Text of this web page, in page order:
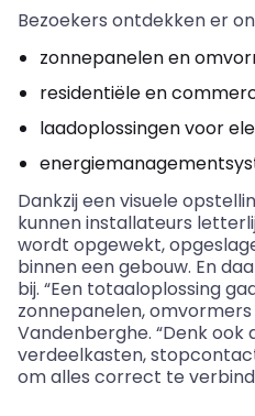
Bezoekers ontdekken er
zonnepanelen en
residentiële en
laadoplossingen voor
Dankzij een visuele
kunnen installateurs
wordt opgewekt,
binnen een gebouw. En
bij. “Een totaaloplossing
zonnepanelen,
Vandenberghe. “Denk ook
verdeelkasten,
om alles correct te